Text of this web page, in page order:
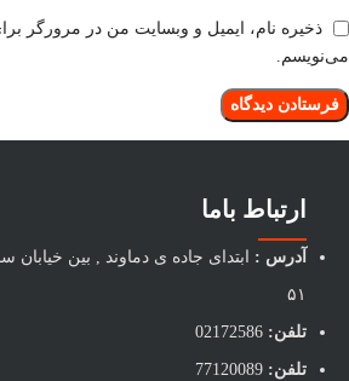
ذخیره نام، ایمیل و وبسایت من در مرورگر
می‌نویسم.
ارتباط باما
آدرس : ابتدای جاده ی دماوند , بین خیابان
۵۱
تلفن: 02172586
تلفن: